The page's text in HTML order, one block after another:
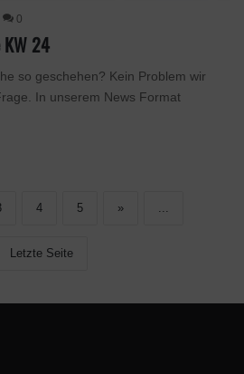
0
KW 24
so geschehen? Kein Problem wir
In unserem News Format
4 5 »
Letzte Seite